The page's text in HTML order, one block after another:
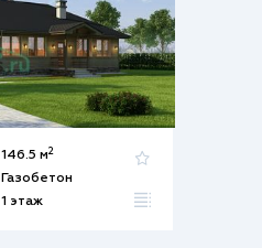
146.5 м2
Газобетон
1 этаж